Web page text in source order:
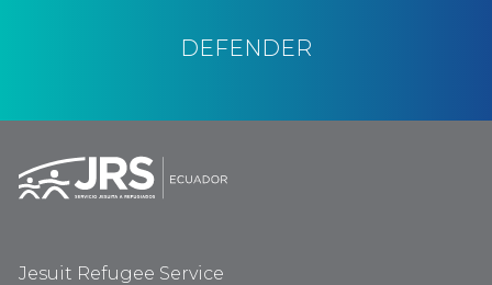
DEFENDER
Jesuit Refugee Service